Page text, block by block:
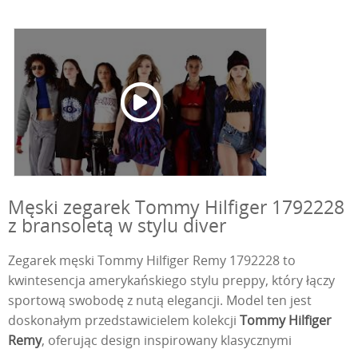
Męski zegarek Tommy Hilfiger 1792228
z bransoletą w stylu diver
Zegarek męski Tommy Hilfiger Remy 1792228 to
kwintesencja amerykańskiego stylu preppy, który łączy
sportową swobodę z nutą elegancji. Model ten jest
doskonałym przedstawicielem kolekcji Tommy Hilfiger
Remy, oferując design inspirowany klasycznymi